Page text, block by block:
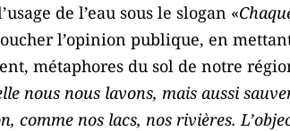
de l’eau sous le slogan «
l’opinion publique, en
métaphores du sol de notre
nous nous lavons, mais aussi
comme nos lacs, nos rivières.